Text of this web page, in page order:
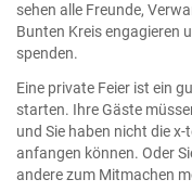
sehen alle Freunde,
Bunten Kreis engagieren
spenden.
Eine private Feier ist ein
starten. Ihre Gäste
und Sie haben nicht die
anfangen können. Oder
andere zum Mitmachen